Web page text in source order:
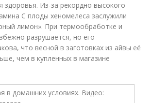
здоровья. Из-за рекордно высокого
С плоды хеномелеса заслужили
лимон». При термообработке и
разрушается, но его
что весной в заготовках из айвы её
чем в купленных в магазине